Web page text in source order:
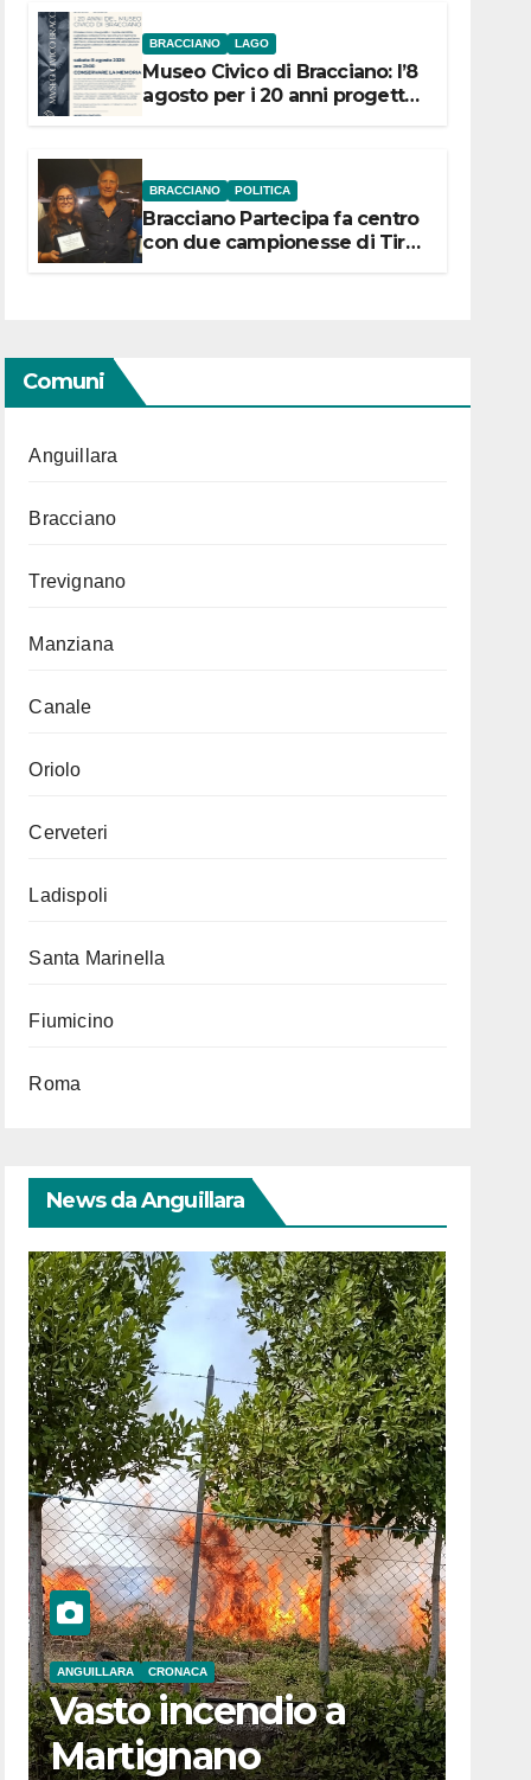
BRACCIANO LAGO
Museo Civico di Bracciano: l’8
agosto per i 20 anni progetto
BRACCIANO POLITICA
Bracciano Partecipa fa centro
con due campionesse di Tiro
Comuni
Anguillara
Bracciano
Trevignano
Manziana
Canale
Oriolo
Cerveteri
Ladispoli
Santa Marinella
Fiumicino
Roma
News da Anguillara
ANGUILLARA CRONACA
Vasto incendio a
Martignano